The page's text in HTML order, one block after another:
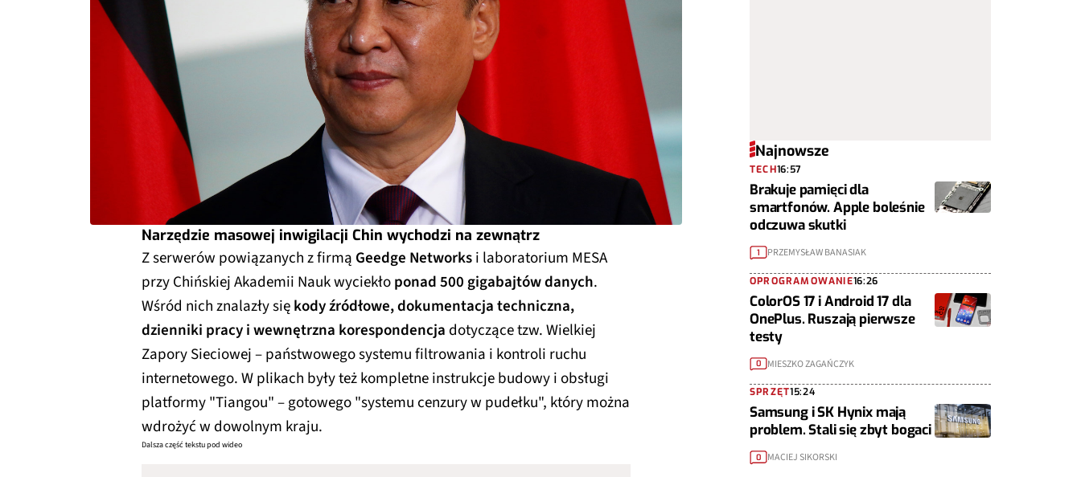
Narzędzie masowej inwigilacji Chin wychodzi na zewnątrz
Z serwerów powiązanych z firmą Geedge Networksi laboratorium MESA
przy Chińskiej Akademii Nauk wyciekłoponad 500 gigabajtów danych.
Wśród nich znalazły siękody źródłowe, dokumentacja techniczna,
dzienniki pracy i wewnętrzna korespondencja dotyczące tzw. Wielkiej
Zapory Sieciowej – państwowego systemu filtrowania i kontroli ruchu
internetowego. W plikach były też kompletne instrukcje budowy i obsługi
platformy "Tiangou" – gotowego "systemu cenzury w pudełku", który można
wdrożyć w dowolnym kraju.
Dalsza część tekstu pod wideo
Najnowsze
TECH16:57
Brakuje pamięci dla
smartfonów. Apple boleśnie
odczuwa skutki
1 PRZEMYSŁAW BANASIAK
OPROGRAMOWANIE16:26
ColorOS 17 i Android 17 dla
OnePlus. Ruszają pierwsze
testy
0 MIESZKO ZAGAŃCZYK
SPRZĘT15:24
Samsung i SK Hynix mają
problem. Stali się zbyt bogaci
0 MACIEJ SIKORSKI